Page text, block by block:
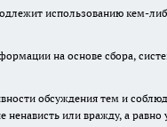
использованию кем-
на основе сбора,
обсуждения тем и
или вражду, а